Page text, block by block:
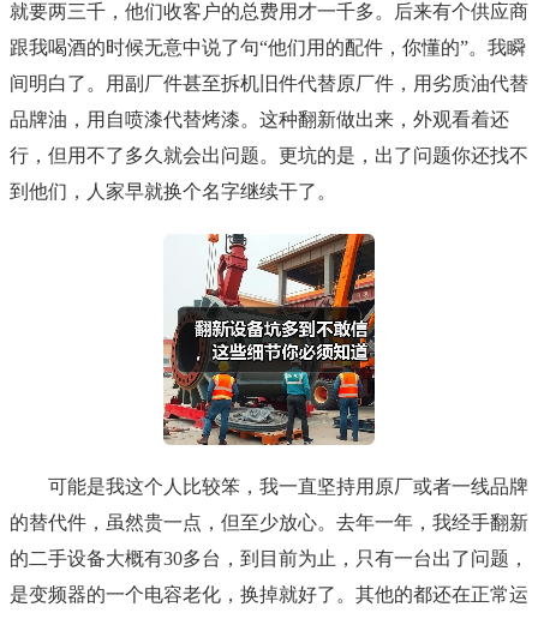
就要两三千，他们收客户的总费用才一千多。后来有个供应商
跟我喝酒的时候无意中说了句“他们用的配件，你懂的”。我瞬
间明白了。用副厂件甚至拆机旧件代替原厂件，用劣质油代替
品牌油，用自喷漆代替烤漆。这种翻新做出来，外观看着还
行，但用不了多久就会出问题。更坑的是，出了问题你还找不
到他们，人家早就换个名字继续干了。
可能是我这个人比较笨，我一直坚持用原厂或者一线品牌
的替代件，虽然贵一点，但至少放心。去年一年，我经手翻新
的二手设备大概有30多台，到目前为止，只有一台出了问题，
是变频器的一个电容老化，换掉就好了。其他的都还在正常运